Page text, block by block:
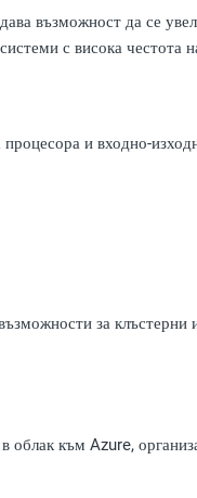
възможност да се
с висока честота
и входно-
за клъстерни
към Azure,